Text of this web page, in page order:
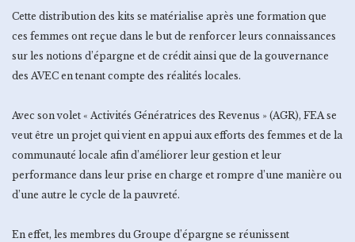
Cette distribution des kits se matérialise après une formation que
ces femmes ont reçue dans le but de renforcer leurs connaissances
sur les notions d’épargne et de crédit ainsi que de la gouvernance
des AVEC en tenant compte des réalités locales.
Avec son volet « Activités Génératrices des Revenus » (AGR), FEA se
veut être un projet qui vient en appui aux efforts des femmes et de la
communauté locale afin d’améliorer leur gestion et leur
performance dans leur prise en charge et rompre d’une manière ou
d’une autre le cycle de la pauvreté.
En effet, les membres du Groupe d’épargne se réunissent